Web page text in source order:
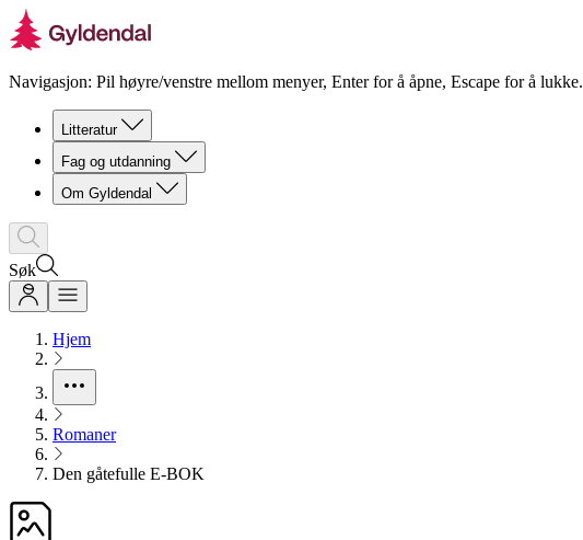
Navigasjon: Pil høyre/venstre mellom menyer, Enter for å åpne, Escape for å lukke.
Litteratur
Fag og utdanning
Om Gyldendal
Søk
Hjem
Romaner
Den gåtefulle E-BOK